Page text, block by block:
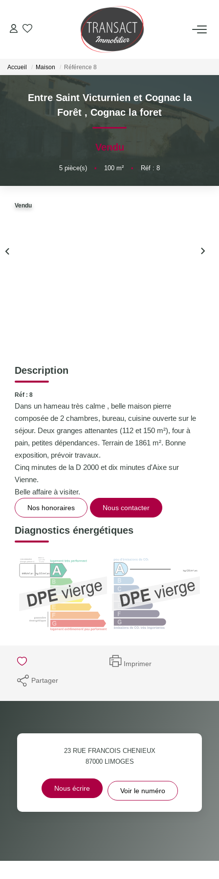
ACCUEIL
LOUER
NOTRE AGENCE
Accueil Maison Référence 8
Entre Saint Victurnien et Cognac la
Forêt , Cognac la foret
Vendu
5 pièce(s) • 100 m² • Réf : 8
Vendu
Description
Réf : 8
Dans un hameau très calme , belle maison pierre
composée de 2 chambres, bureau, cuisine ouverte sur le
séjour. Deux granges attenantes (112 et 150 m²), four à
pain, petites dépendances. Terrain de 1861 m². Bonne
exposition, prévoir travaux.
Cinq minutes de la D 2000 et dix minutes d'Aixe sur
Vienne.
Belle affaire à visiter.
Nos honoraires Nous contacter
Diagnostics énergétiques
Imprimer
Partager
23 RUE FRANCOIS CHENIEUX
87000 LIMOGES
Nous écrire Voir le numéro